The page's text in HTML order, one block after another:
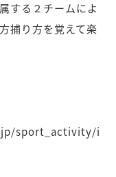
する２チームによ
捕り方を覚えて楽
sport_activity/i